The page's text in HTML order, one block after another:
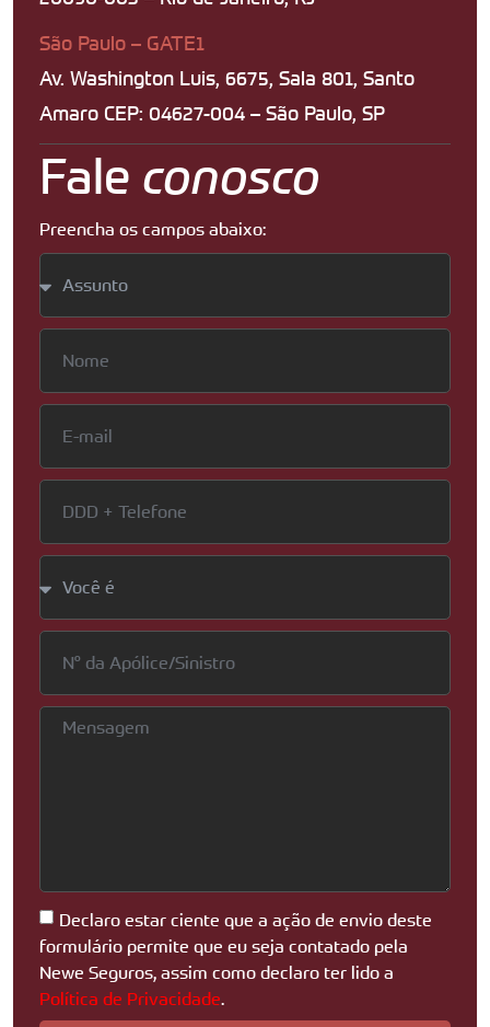
São Paulo – GATE1
Av. Washington Luis, 6675, Sala 801, Santo
Amaro CEP: 04627-004 – São Paulo, SP
Fale conosco
Preencha os campos abaixo:
Declaro estar ciente que a ação de envio deste
formulário permite que eu seja contatado pela
Newe Seguros, assim como declaro ter lido a
Política de Privacidade.